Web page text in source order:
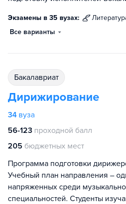
Экзамены в 35 вузах:
Все варианты
бакалавриат
Дирижирование
34 вуза
56-123 проходной балл
205 бюджетных мест
Программа подготовки
Учебный план направления –
напряженных среди
специальностей. Студенты